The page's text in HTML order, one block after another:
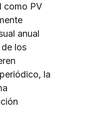
como PV
anual
los
la